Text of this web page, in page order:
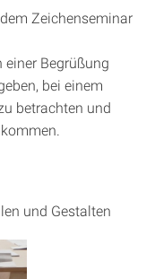
Zeichenseminar
Begrüßung
bei einem
betrachten und
und Gestalten